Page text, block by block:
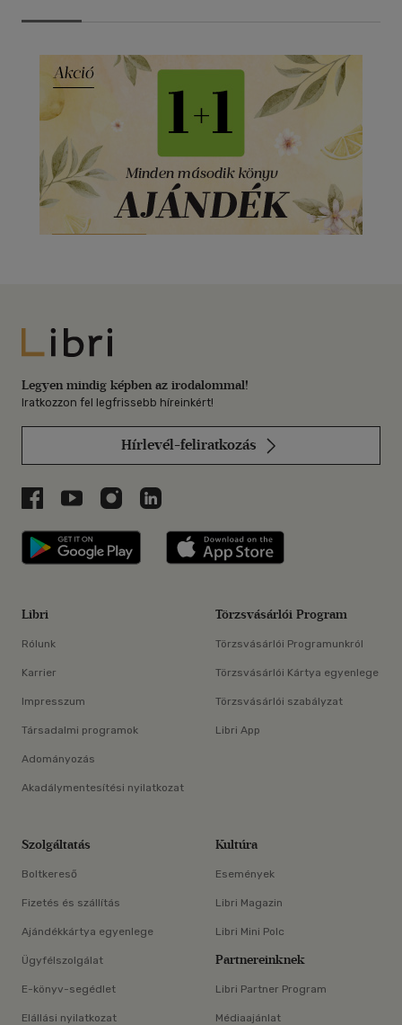
Libri
Legyen mindig képben az irodalommal!
Iratkozzon fel legfrissebb híreinkért!
Hírlevél-feliratkozás
Libri a Facebookon
Libri a Youtube-on
Libri az Instagramon
Libri a LinkedInen
Libri applikáció Szerezd meg: Google
Libri
Rólunk
Karrier
Impresszum
Társadalmi programok
Adományozás
Akadálymentesítési nyilatkozat
Törzsvásárlói Program
Törzsvásárlói Programunkról
Törzsvásárlói Kártya egyenlege
Törzsvásárlói szabályzat
Libri App
Szolgáltatás
Boltkereső
Fizetés és szállítás
Ajándékkártya egyenlege
Ügyfélszolgálat
E-könyv-segédlet
Elállási nyilatkozat
Kultúra
Események
Libri Magazin
Libri Mini Polc
Partnereinknek
Libri Partner Program
Médiaajánlat